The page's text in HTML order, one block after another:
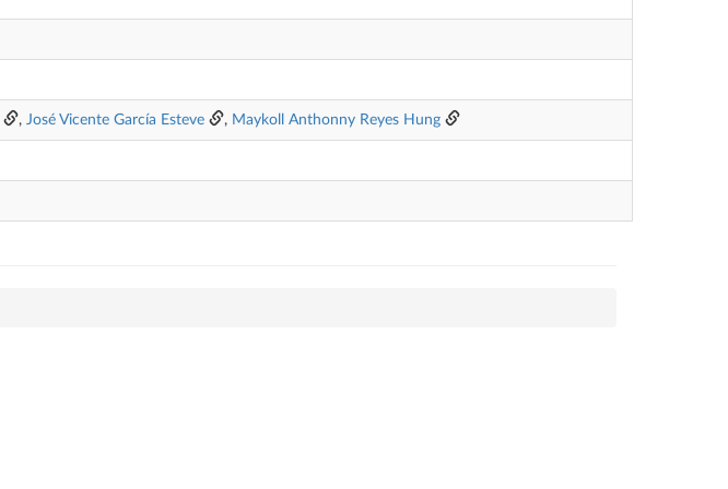
, José Vicente García Esteve , Maykoll Anthonny Reyes Hung